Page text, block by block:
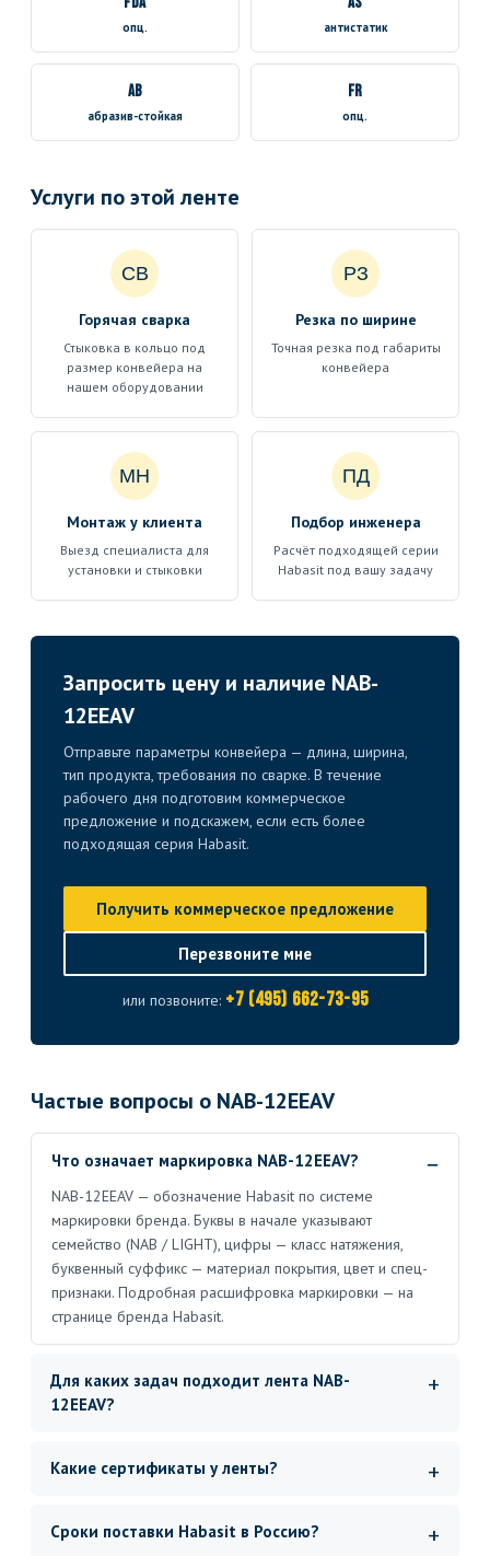
опц. антистатик
AB
абразив-стойкая
FR
опц.
Услуги по этой ленте
СВ
Горячая сварка
Стыковка в кольцо под
размер конвейера на
нашем оборудовании
РЗ
Резка по ширине
Точная резка под габариты
конвейера
МН
Монтаж у клиента
Выезд специалиста для
установки и стыковки
ПД
Подбор инженера
Расчёт подходящей серии
Habasit под вашу задачу
Запросить цену и наличие NAB-
12EEAV
Отправьте параметры конвейера — длина, ширина,
тип продукта, требования по сварке. В течение
рабочего дня подготовим коммерческое
предложение и подскажем, если есть более
подходящая серия Habasit.
Получить коммерческое предложение
Перезвоните мне
или позвоните: +7 (495) 662-73-95
Частые вопросы о NAB-12EEAV
Что означает маркировка NAB-12EEAV?
NAB-12EEAV — обозначение Habasit по системе
маркировки бренда. Буквы в начале указывают
семейство (NAB / LIGHT), цифры — класс натяжения,
буквенный суффикс — материал покрытия, цвет и спец-
признаки. Подробная расшифровка маркировки — на
странице бренда Habasit.
Для каких задач подходит лента NAB-
12EEAV?
Какие сертификаты у ленты?
Сроки поставки Habasit в Россию?